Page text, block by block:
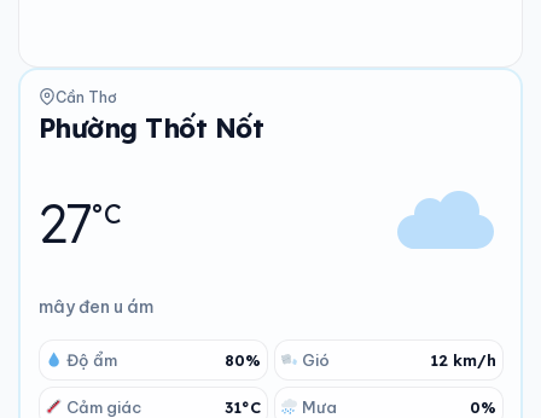
Cần Thơ
Phường Thốt Nốt
27°C
mây đen u ám
Độ ẩm 80% Gió 12 km/h
Cảm giác 31°C Mưa 0%